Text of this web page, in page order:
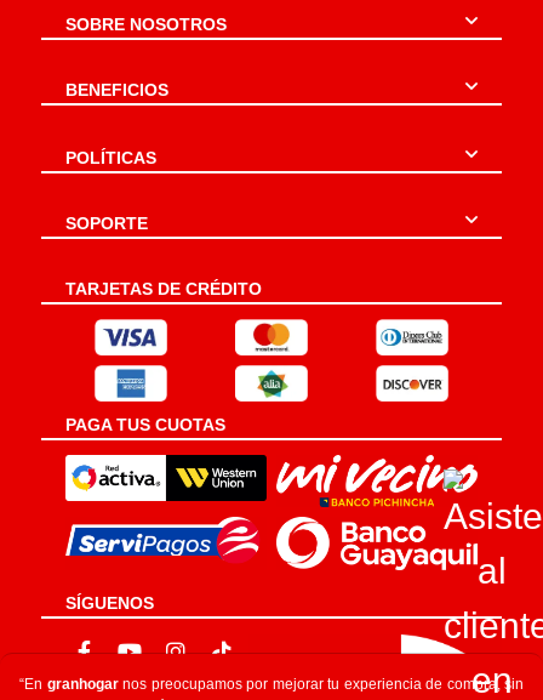
“En granhogarnos preocupamos por mejorar tu experiencia de compra, sin
SOBRE NOSOTROS
BENEFICIOS
POLÍTICAS
SOPORTE
TARJETAS DE CRÉDITO
PAGA TUS CUOTAS
SÍGUENOS